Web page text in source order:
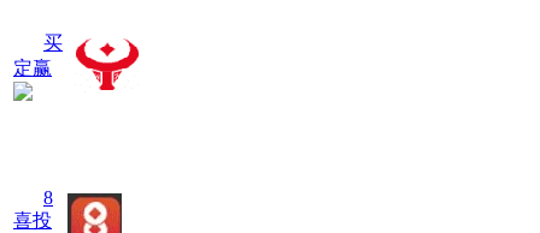
买
定赢
8
喜投